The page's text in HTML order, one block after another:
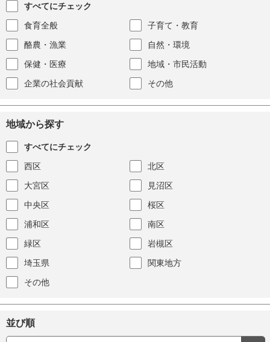
すべてにチェック
食育全般
子育て・教育
酪農・漁業
自然・環境
保健・医療
地域・市民活動
企業の社会貢献
その他
地域から探す
すべてにチェック
西区
北区
大宮区
見沼区
中央区
桜区
浦和区
南区
緑区
岩槻区
埼玉県
関東地方
その他
並び順